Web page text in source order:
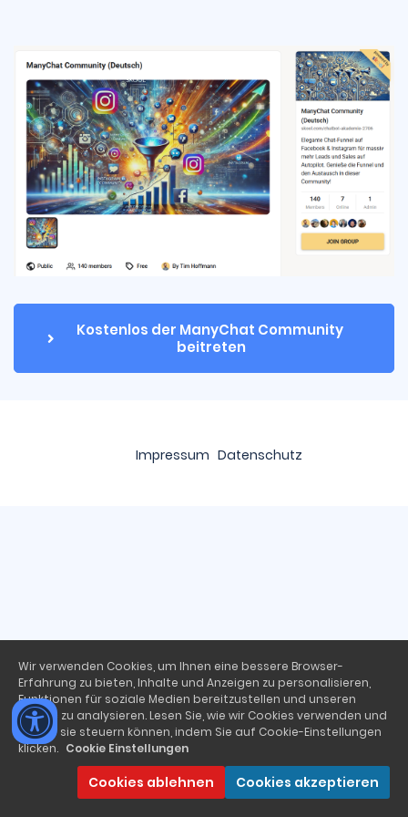
Kostenlos der ManyChat Community
beitreten
Impressum Datenschutz
Wir verwenden Cookies, um Ihnen eine bessere Browser-
Erfahrung zu bieten, Inhalte und Anzeigen zu personalisieren,
Funktionen für soziale Medien bereitzustellen und unseren
Traffic zu analysieren. Lesen Sie, wie wir Cookies verwenden und
wie Sie sie steuern können, indem Sie auf Cookie-Einstellungen
klicken. Cookie Einstellungen
Cookies ablehnen Cookies akzeptieren